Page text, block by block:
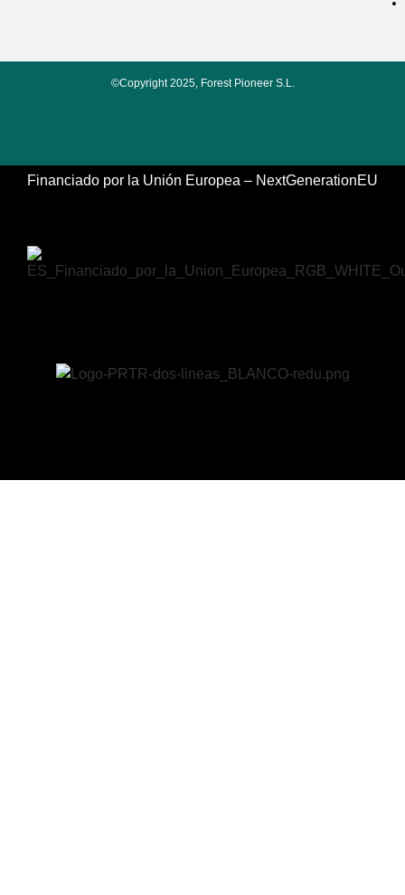
©Copyright 2025, Forest Pioneer S.L.
Financiado por la Unión Europea – NextGenerationEU